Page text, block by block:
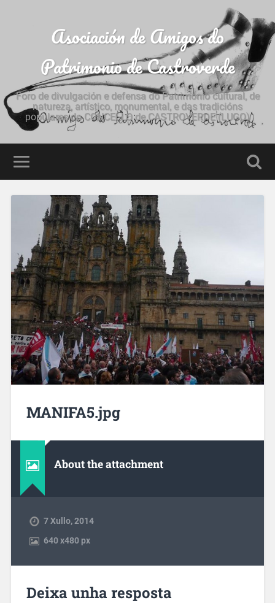
Asociación de Amigos do
Patrimonio de Castroverde
Foro de divulgación e defensa do Patrimonio cultural, de
natureza, artístico, monumental, e das tradicións
populares do CONCELLO de CASTROVERDE (LUGO)
MANIFA5.jpg
About the attachment
7 Xullo, 2014
640x480 px
Deixa unha resposta